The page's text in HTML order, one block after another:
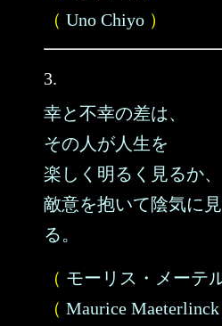
（ Uno Chiyo ）
3.
幸と不幸の差は、
その人が人生を
楽しく明るく見るか、
敵意を抱いて陰気に
る。
（ モーリス・メーテ
（ Maurice Maeterlinck